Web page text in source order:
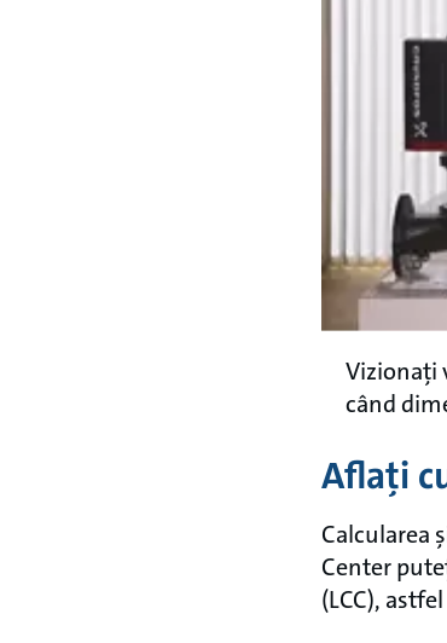
Vizionați
când
Aflați
Calcularea
Center
(LCC),